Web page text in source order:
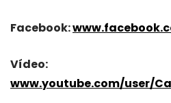
Facebook:
Vídeo:
www.youtube.com/user/